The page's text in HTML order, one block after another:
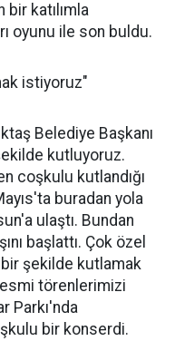
katılımla
oyunu ile son buldu.
istiyoruz"
Belediye Başkanı
kutluyoruz.
coşkulu kutlandığı
buradan yola
ulaştı. Bundan
başlattı. Çok özel
bir şekilde kutlamak
törenlerimizi
Parkı'nda
bir konserdi.